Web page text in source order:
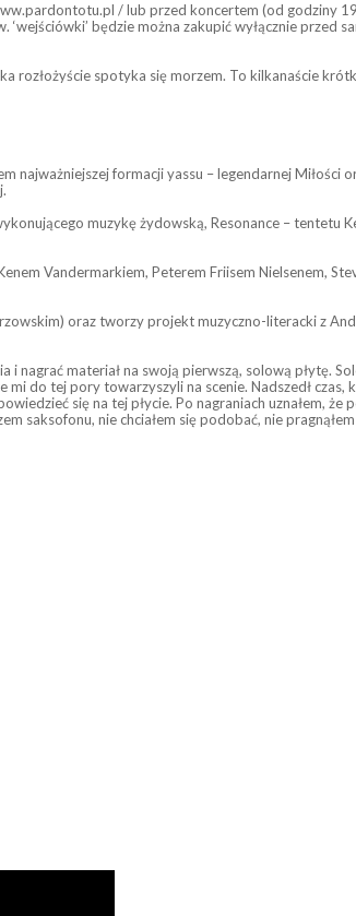
/ lub przed koncertem (od godziny
będzie można zakupić wyłącznie przed
rozłożyście spotyka się morzem. To kilkanaście
formacji yassu – legendarnej Miłości
muzykę żydowską, Resonance –
Vandermarkiem, Peterem Friisem Nielsenem,
oraz tworzy projekt muzyczno-literacki z
i nagrać materiał na swoją pierwszą, solową płytę.
do tej pory towarzyszyli na scenie. Nadszedł
się na tej płycie. Po nagraniach uznałem,
saksofonu, nie chciałem się podobać, nie